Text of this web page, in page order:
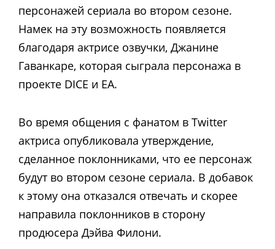
персонажей сериала во втором сезоне.
Намек на эту возможность появляется
благодаря актрисе озвучки, Джанине
Гаванкаре, которая сыграла персонажа в
проекте DICE и EA.
Во время общения с фанатом в Twitter
актриса опубликовала утверждение,
сделанное поклонниками, что ее персонаж
будут во втором сезоне сериала. В добавок
к этому она отказался отвечать и скорее
направила поклонников в сторону
продюсера Дэйва Филони.